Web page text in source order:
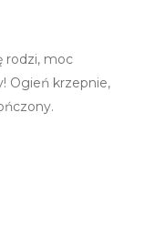
rodzi, moc
Ogień krzepnie,